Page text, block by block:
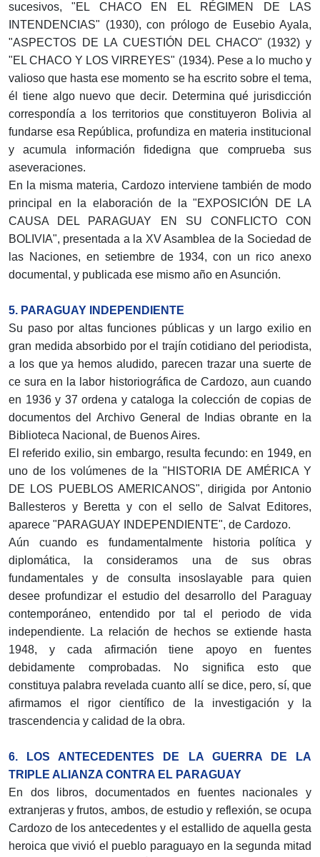
sucesivos, "EL CHACO EN EL RÉGIMEN DE LAS
INTENDENCIAS" (1930), con prólogo de Eusebio Ayala,
"ASPECTOS DE LA CUESTIÓN DEL CHACO" (1932) y
"EL CHACO Y LOS VIRREYES" (1934). Pese a lo mucho y
valioso que hasta ese momento se ha escrito sobre el tema,
él tiene algo nuevo que decir. Determina qué jurisdicción
correspondía a los territorios que constituyeron Bolivia al
fundarse esa República, profundiza en materia institucional
y acumula información fidedigna que comprueba sus
aseveraciones.
En la misma materia, Cardozo interviene también de modo
principal en la elaboración de la "EXPOSICIÓN DE LA
CAUSA DEL PARAGUAY EN SU CONFLICTO CON
BOLIVIA", presentada a la XV Asamblea de la Sociedad de
las Naciones, en setiembre de 1934, con un rico anexo
documental, y publicada ese mismo año en Asunción.
5. PARAGUAY INDEPENDIENTE
Su paso por altas funciones públicas y un largo exilio en
gran medida absorbido por el trajín cotidiano del periodista,
a los que ya hemos aludido, parecen trazar una suerte de
ce sura en la labor historiográfica de Cardozo, aun cuando
en 1936 y 37 ordena y cataloga la colección de copias de
documentos del Archivo General de Indias obrante en la
Biblioteca Nacional, de Buenos Aires.
El referido exilio, sin embargo, resulta fecundo: en 1949, en
uno de los volúmenes de la "HISTORIA DE AMÉRICA Y
DE LOS PUEBLOS AMERICANOS", dirigida por Antonio
Ballesteros y Beretta y con el sello de Salvat Editores,
aparece "PARAGUAY INDEPENDIENTE", de Cardozo.
Aún cuando es fundamentalmente historia política y
diplomática, la consideramos una de sus obras
fundamentales y de consulta insoslayable para quien
desee profundizar el estudio del desarrollo del Paraguay
contemporáneo, entendido por tal el periodo de vida
independiente. La relación de hechos se extiende hasta
1948, y cada afirmación tiene apoyo en fuentes
debidamente comprobadas. No significa esto que
constituya palabra revelada cuanto allí se dice, pero, sí, que
afirmamos el rigor científico de la investigación y la
trascendencia y calidad de la obra.
6. LOS ANTECEDENTES DE LA GUERRA DE LA
TRIPLE ALIANZA CONTRA EL PARAGUAY
En dos libros, documentados en fuentes nacionales y
extranjeras y frutos, ambos, de estudio y reflexión, se ocupa
Cardozo de los antecedentes y el estallido de aquella gesta
heroica que vivió el pueblo paraguayo en la segunda mitad